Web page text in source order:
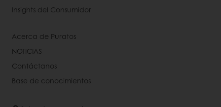
Insights del Consumidor
Acerca de Puratos
NOTICIAS
Contáctanos
Base de conocimientos